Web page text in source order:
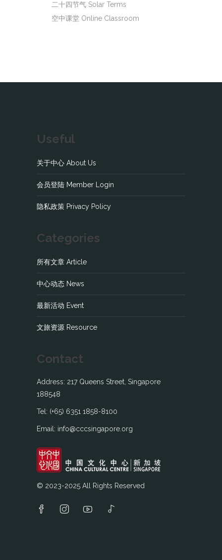
二十四节气 Solar Terms
空中课堂 Online Classroom
Useful
关于中心 About Us
会员登陆 Member Login
隐私政策 Privacy Policy
Categories
所有文章 Article
中心动态 News
最新活动 Event
文旅资源 Resource
Contact
Address: 217 Queens Street, Singapore
188548
Tel: (+65) 6351 1858-8100
Email: info@cccsingapore.org
© 2023-2025 All Rights Reserved